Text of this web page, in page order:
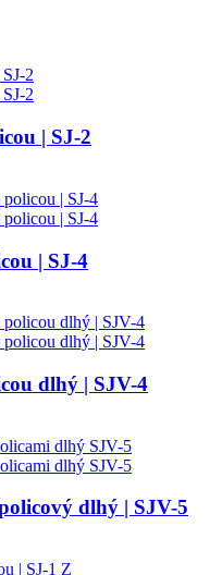
| SJ-2
| SJ-4
dlhý | SJV-4
dlhý | SJV-5